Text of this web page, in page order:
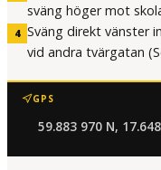
sväng höger mot
4 Sväng direkt vänster
vid andra tvärgatan
GPS
59.883 970 N,